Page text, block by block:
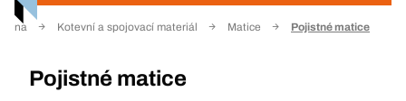
Kotevní a spojovací materiál Matice Pojistné matice
Pojistné matice